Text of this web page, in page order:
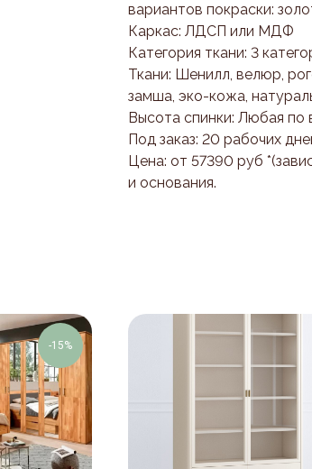
вариантов покраски:
Каркас: ЛДСП или МДФ
Категория ткани: 3
Ткани: Шенилл, велюр,
замша, эко-кожа,
Высота спинки: Любая
Под заказ: 20 рабочих
Цена: от 57390 руб
и основания.
-15%